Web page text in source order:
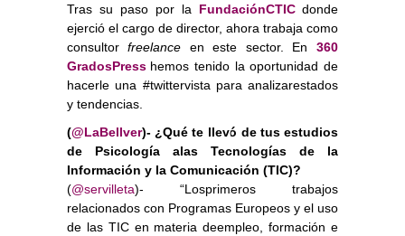
Tras su paso por la FundaciónCTIC donde
ejerció el cargo de director, ahora trabaja como
consultor freelance en este sector. En 360
GradosPress hemos tenido la oportunidad de
hacerle una #twittervista para analizarestados
y tendencias.
(@LaBellver)- ¿Qué te llevó de tus estudios
de Psicología alas Tecnologías de la
Información y la Comunicación (TIC)?
(@servilleta)- “Losprimeros trabajos
relacionados con Programas Europeos y el uso
de las TIC en materia deempleo, formación e